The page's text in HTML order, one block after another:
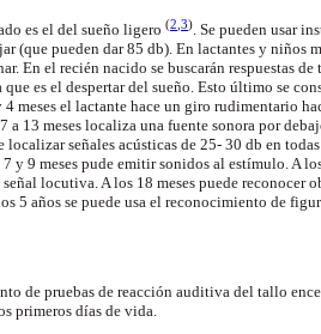
es el del sueño ligero (2 3). Se pueden usar
(que pueden dar 85 db). En lactantes y niños
En el recién nacido se buscarán respuestas de
es el despertar del sueño. Esto último se
meses el lactante hace un giro rudimentario
a 13 meses localiza una fuente sonora por
localizar señales acústicas de 25- 30 db en todas
y 9 meses pude emitir sonidos al estímulo. A
locutiva. A los 18 meses puede reconocer
5 años se puede usa el reconocimiento de
de pruebas de reacción auditiva del tallo
primeros días de vida.